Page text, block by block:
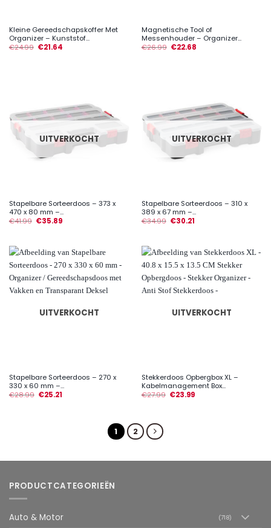
Kleine Gereedschapskoffer Met
Organizer – Kunststof...
€24.99 €21.64
Magnetische Tool of
Messenhouder – Organizer...
€26.99 €22.68
UITVERKOCHT
Stapelbare Sorteerdoos – 373 x
470 x 80 mm –...
€41.99 €35.89
UITVERKOCHT
Stapelbare Sorteerdoos – 310 x
389 x 67 mm –...
€34.99 €30.21
UITVERKOCHT
Stapelbare Sorteerdoos – 270 x
330 x 60 mm –...
€28.99 €25.21
UITVERKOCHT
Stekkerdoos Opbergbox XL –
Kabelmanagement Box...
€27.99 €23.99
1 2
PRODUCTCATEGORIEËN
Auto & Motor (718)